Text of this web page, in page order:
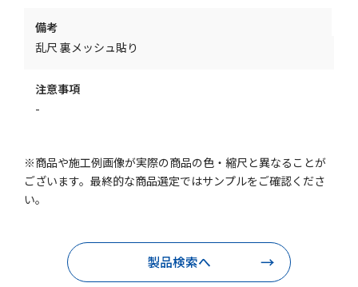
備考
乱尺 裏メッシュ貼り
注意事項
-
※商品や施工例画像が実際の商品の色・縮尺と異なることが
ございます。最終的な商品選定ではサンプルをご確認くださ
い。
製品検索へ